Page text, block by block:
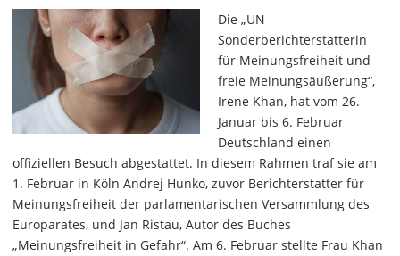
Die „UN-
Sonderberichterstatterin
für Meinungsfreiheit und
freie Meinungsäußerung“,
Irene Khan, hat vom 26.
Januar bis 6. Februar
Deutschland einen
offiziellen Besuch abgestattet. In diesem Rahmen traf sie am
1. Februar in Köln Andrej Hunko, zuvor Berichterstatter für
Meinungsfreiheit der parlamentarischen Versammlung des
Europarates, und Jan Ristau, Autor des Buches
„Meinungsfreiheit in Gefahr“. Am 6. Februar stellte Frau Khan